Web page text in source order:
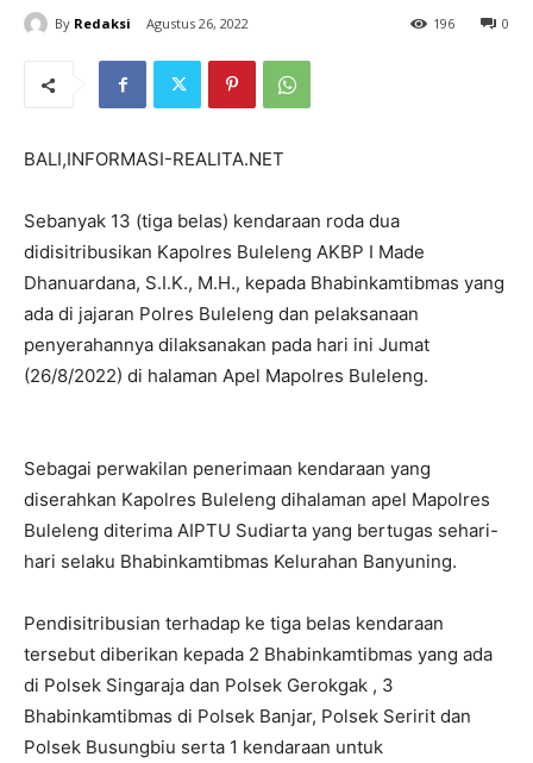
By Redaksi Agustus 26, 2022 0
196
BALI,INFORMASI-REALITA.NET
Sebanyak 13 (tiga belas) kendaraan roda dua
didisitribusikan Kapolres Buleleng AKBP I Made
Dhanuardana, S.I.K., M.H., kepada Bhabinkamtibmas yang
ada di jajaran Polres Buleleng dan pelaksanaan
penyerahannya dilaksanakan pada hari ini Jumat
(26/8/2022) di halaman Apel Mapolres Buleleng.
Sebagai perwakilan penerimaan kendaraan yang
diserahkan Kapolres Buleleng dihalaman apel Mapolres
Buleleng diterima AIPTU Sudiarta yang bertugas sehari-
hari selaku Bhabinkamtibmas Kelurahan Banyuning.
Pendisitribusian terhadap ke tiga belas kendaraan
tersebut diberikan kepada 2 Bhabinkamtibmas yang ada
di Polsek Singaraja dan Polsek Gerokgak , 3
Bhabinkamtibmas di Polsek Banjar, Polsek Seririt dan
Polsek Busungbiu serta 1 kendaraan untuk